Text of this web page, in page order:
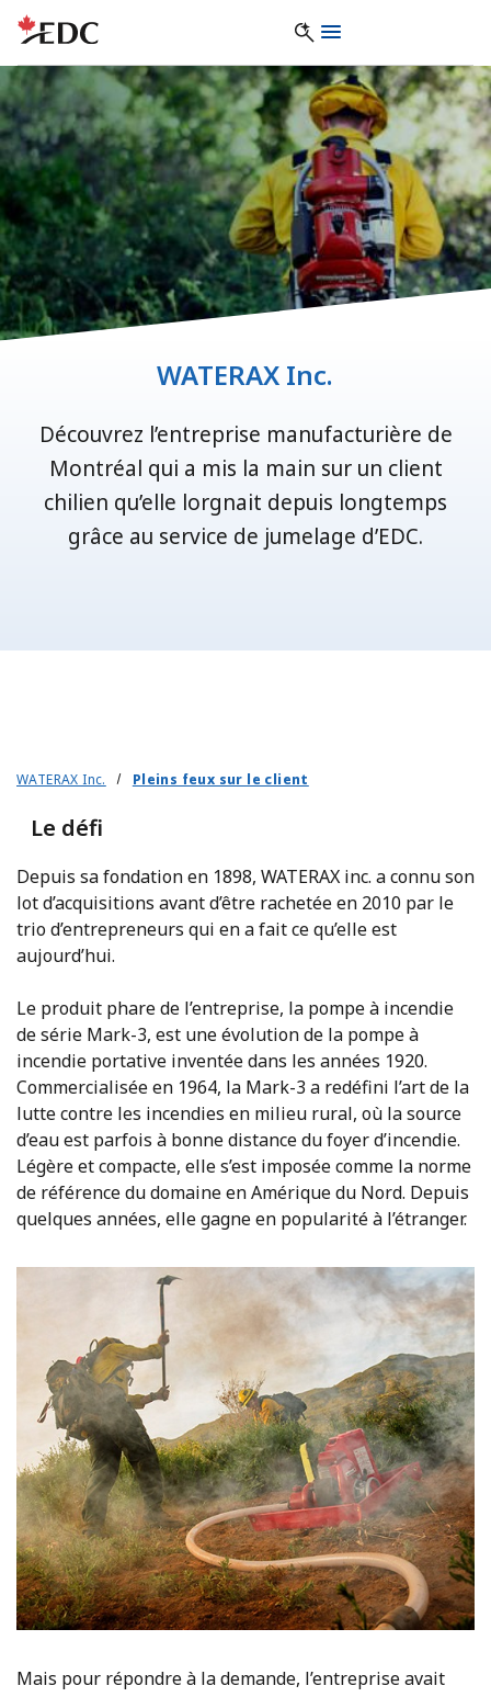
WATERAX Inc.
Découvrez l’entreprise manufacturière de
Montréal qui a mis la main sur un client
chilien qu’elle lorgnait depuis longtemps
grâce au service de jumelage d’EDC.
WATERAX Inc. Pleins feux sur le client
Le défi
Depuis sa fondation en 1898, WATERAX inc. a connu son
lot d’acquisitions avant d’être rachetée en 2010 par le
trio d’entrepreneurs qui en a fait ce qu’elle est
aujourd’hui.
Le produit phare de l’entreprise, la pompe à incendie
de série Mark-3, est une évolution de la pompe à
incendie portative inventée dans les années 1920.
Commercialisée en 1964, la Mark-3 a redéfini l’art de la
lutte contre les incendies en milieu rural, où la source
d’eau est parfois à bonne distance du foyer d’incendie.
Légère et compacte, elle s’est imposée comme la norme
de référence du domaine en Amérique du Nord. Depuis
quelques années, elle gagne en popularité à l’étranger.
Mais pour répondre à la demande, l’entreprise avait